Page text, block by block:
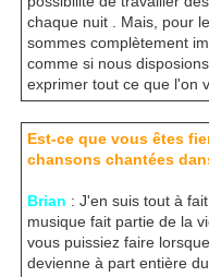
chaque nuit . Mais, pour
sommes complètement
comme si nous
exprimer tout ce que l'on
Est-ce que vous êtes
chansons chantées
Brian : J'en suis tout à
musique fait partie de la
vous puissiez faire
devienne à part entière